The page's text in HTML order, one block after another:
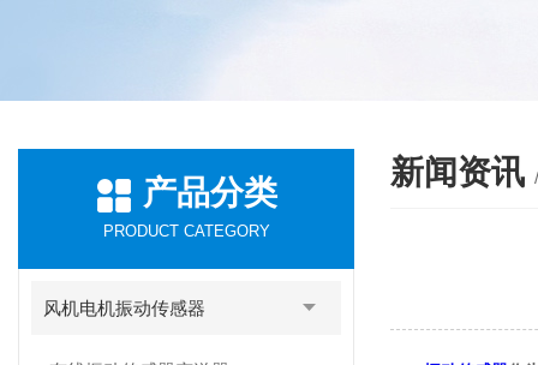
产品分类
PRODUCT CATEGORY
风机电机振动传感器
新闻资讯